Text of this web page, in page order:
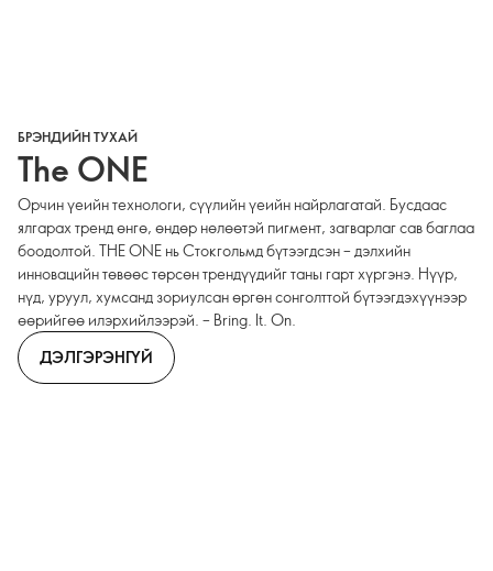
БРЭНДИЙН ТУХАЙ
The ONE
Орчин үеийн технологи, сүүлийн үеийн найрлагатай. Бусдаас
ялгарах тренд өнгө, өндөр нөлөөтэй пигмент, загварлаг сав баглаа
боодолтой. THE ONE нь Стокгольмд бүтээгдсэн – дэлхийн
инновацийн төвөөс төрсөн трендүүдийг таны гарт хүргэнэ. Нүүр,
нүд, уруул, хумсанд зориулсан өргөн сонголттой бүтээгдэхүүнээр
өөрийгөө илэрхийлээрэй. – Bring. It. On.
ДЭЛГЭРЭНГҮЙ